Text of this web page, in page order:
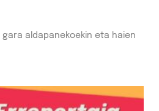
gara aldapanekoekin eta haien